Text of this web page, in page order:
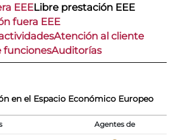
EEELibre prestación EEE
fuera EEE
Atención al cliente
funcionesAuditorías
en el Espacio Económico Europeo
Agentes de